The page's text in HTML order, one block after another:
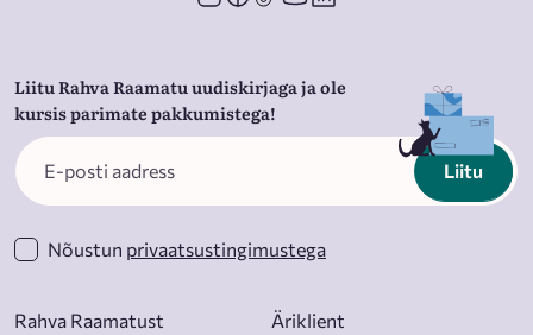
Liitu Rahva Raamatu uudiskirjaga ja ole
kursis parimate pakkumistega!
Liitu
Nõustun privaatsustingimustega
Rahva Raamatust
Äriklient